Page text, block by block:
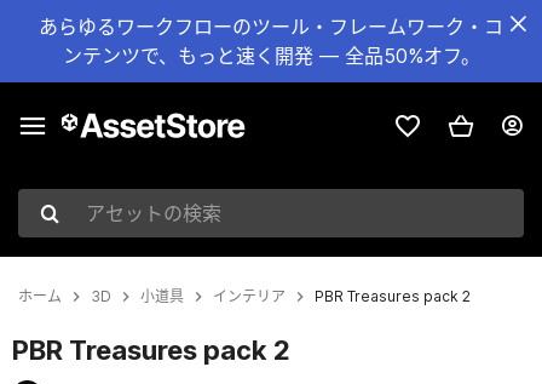
あらゆるワークフローのツール・フレームワーク・コ
ンテンツで、もっと速く開発 — 全品50%オフ。
アセットの検索
ホーム 3D 小道具 インテリア PBR Treasures pack 2
PBR Treasures pack 2